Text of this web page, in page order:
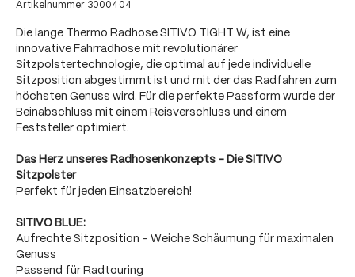
Artikelnummer 3000404
Die lange Thermo Radhose SITIVO TIGHT W, ist eine
innovative Fahrradhose mit revolutionärer
Sitzpolstertechnologie, die optimal auf jede individuelle
Sitzposition abgestimmt ist und mit der das Radfahren zum
höchsten Genuss wird. Für die perfekte Passform wurde der
Beinabschluss mit einem Reisverschluss und einem
Feststeller optimiert.
Das Herz unseres Radhosenkonzepts - Die SITIVO
Sitzpolster
Perfekt für jeden Einsatzbereich!
SITIVO BLUE:
Aufrechte Sitzposition - Weiche Schäumung für maximalen
Genuss
Passend für Radtouring